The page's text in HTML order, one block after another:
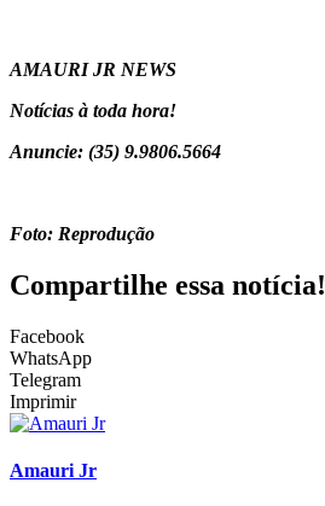
AMAURI JR NEWS
Notícias à toda hora!
Anuncie: (35) 9.9806.5664
Foto: Reprodução
Compartilhe essa notícia!
Facebook
WhatsApp
Telegram
Imprimir
Amauri Jr